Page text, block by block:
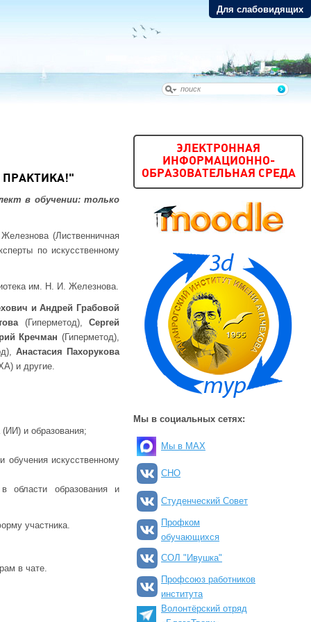
Для слабовидящих
ПРАКТИКА!"
в обучении: только
(Лиственничная
по искусственному
им. Н. И. Железнова.
и Андрей Грабовой
(Гиперметод),Сергей
Кречман(Гиперметод),
Анастасия Пахорукова
и другие.
(ИИ) и образования;
обучения искусственному
области образования и
участника.
в чате.
ЭЛЕКТРОННАЯ
ИНФОРМАЦИОННО-
ОБРАЗОВАТЕЛЬНАЯ СРЕДА
Мы в социальных сетях:
Мы в MAX
СНО
Студенческий Совет
Профком
обучающихся
СОЛ "Ивушка"
Профсоюз работников
института
Волонтёрский отряд